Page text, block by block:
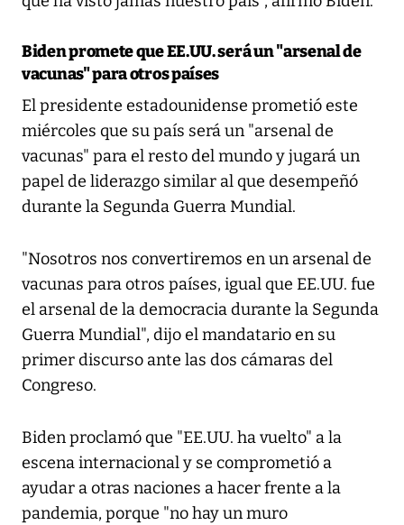
Biden promete que EE.UU. será un "arsenal de
vacunas" para otros países
El presidente estadounidense prometió este
miércoles que su país será un "arsenal de
vacunas" para el resto del mundo y jugará un
papel de liderazgo similar al que desempeñó
durante la Segunda Guerra Mundial.
"Nosotros nos convertiremos en un arsenal de
vacunas para otros países, igual que EE.UU. fue
el arsenal de la democracia durante la Segunda
Guerra Mundial", dijo el mandatario en su
primer discurso ante las dos cámaras del
Congreso.
Biden proclamó que "EE.UU. ha vuelto" a la
escena internacional y se comprometió a
ayudar a otras naciones a hacer frente a la
pandemia, porque "no hay un muro